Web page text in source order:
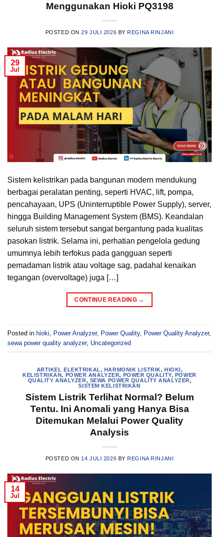
Menggunakan Hioki PQ3198
POSTED ON29 JULI 2026 BYREGINA RINJANI
29
Jul
Sistem kelistrikan pada bangunan modern mendukung
berbagai peralatan penting, seperti HVAC, lift, pompa,
pencahayaan, UPS (Uninterruptible Power Supply), server,
hingga Building Management System (BMS). Keandalan
seluruh sistem tersebut sangat bergantung pada kualitas
pasokan listrik. Selama ini, perhatian pengelola gedung
umumnya lebih terfokus pada gangguan seperti
pemadaman listrik atau voltage sag, padahal kenaikan
tegangan (overvoltage) juga […]
CONTINUE READING →
Posted in hioki Power Analyzer, Power Quality, Power Quality Analyzer,
sewa power quality analyzer, Uncategorized
ARTIKEL ELEKTRIKAL, HARMONIK LISTRIK, HIOKI ,
KELISTRIKAN, POWER ANALYZER, POWER QUALITY, POWER
QUALITY ANALYZER, SEWA POWER QUALITY ANALYZER,
SISTEM KELISTRIKAN
Sistem Listrik Terlihat Normal? Belum
Tentu. Ini Anomali yang Hanya Bisa
Ditemukan Melalui Power Quality
Analysis
POSTED ON 14 JULI 2026 BYREGINA RINJANI
14
Jul